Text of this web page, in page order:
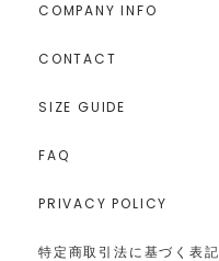
COMPANY INFO
CONTACT
SIZE GUIDE
FAQ
PRIVACY POLICY
特定商取引法に基づく表記